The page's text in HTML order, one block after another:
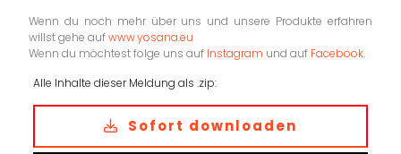
Wenn du noch mehr über uns und unsere Produkte erfahren
willst gehe aufwww.yosana.eu
Wenn du möchtest folge uns auf Instagram und auf Facebook.
Alle Inhalte dieser Meldung als .zip:
Sofort downloaden